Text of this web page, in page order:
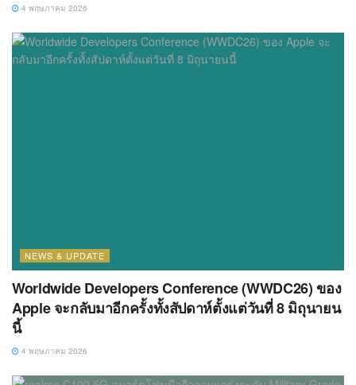
4 พฤษภาคม 2026
NEWS & UPDATE
Worldwide Developers Conference (WWDC26) ของ
Apple จะกลับมาอีกครั้งทั้งสัปดาห์ตั้งแต่วันที่ 8 มิถุนายน
นี้
4 พฤษภาคม 2026